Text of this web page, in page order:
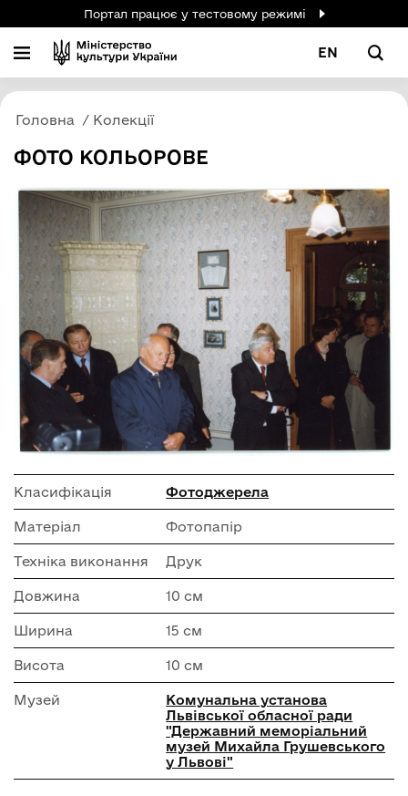
Портал працює у тестовому режимі
EN
Головна Колекції
ФОТО КОЛЬОРОВЕ
Класифікація Фотоджерела
Матеріал Фотопапір
Техніка виконання Друк
Довжина 10 см
Ширина 15 см
Висота 10 см
Музей
Комунальна установа
Львівської обласної ради
"Державний меморіальний
музей Михайла Грушевського
у Львові"